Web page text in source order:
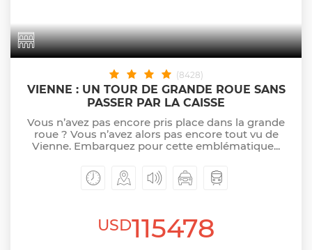
(8428)
VIENNE : UN TOUR DE GRANDE ROUE SANS
PASSER PAR LA CAISSE
Vous n’avez pas encore pris place dans la grande
roue ? Vous n’avez alors pas encore tout vu de
Vienne. Embarquez pour cette emblématique...
USD115478